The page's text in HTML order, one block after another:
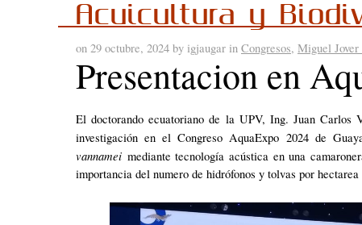
Acuicultura y
on 29 octubre, 2024 by igjaugar in Congresos, Miguel Jover
Presentacion en
El doctorando ecuatoriano de la UPV, Ing. Juan
investigación en el Congreso AquaExpo 2024 de
vannameimediante tecnología acústica en una
importancia del numero de hidrófonos y tolvas por